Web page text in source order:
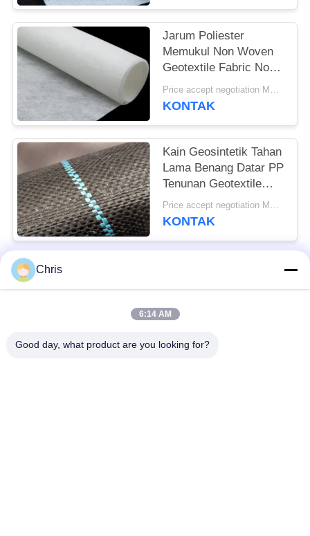
Jarum Poliester
Memukul Non Woven
Geotextile Fabric Non
Woven Anti - OksidasiPrice accept negotiation MOQ:100sq.m
KONTAK
Kain Geosintetik Tahan
Lama Benang Datar PP
Tenunan Geotextile
Untuk Mencegah
Tumbuh Rumput
Price accept negotiation MOQ:1000 sq.m.
KONTAK
Bad Request
Chris
6:14 AM
Good day, what product are you looking for?